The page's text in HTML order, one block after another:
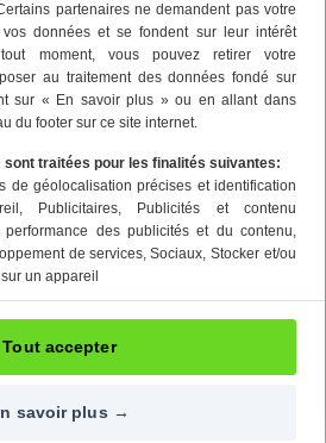
partenaires ne demandent pas votre
données et se fondent sur leur intérêt
moment, vous pouvez retirer votre
au traitement des données fondé sur
sur « En savoir plus » ou en allant dans
du footer sur ce site internet.
sont traitées pour les finalités suivantes:
de géolocalisation précises et identification
, Publicitaires, Publicités et contenu
des publicités et du contenu,
de services, Sociaux, Stocker et/ou
un appareil
savoir plus →
Tout accepter